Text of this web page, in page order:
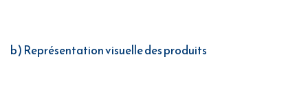
b) Représentation visuelle des produits